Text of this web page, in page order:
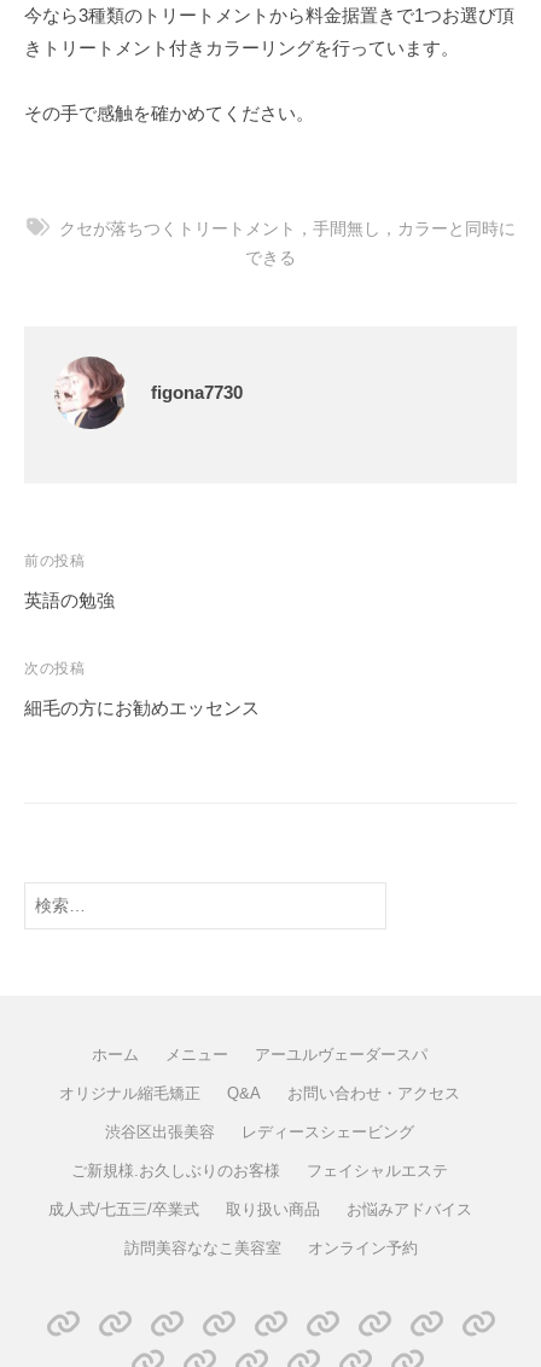
今なら3種類のトリートメントから料金据置きで1つお選び頂
きトリートメント付きカラーリングを行っています。
その手で感触を確かめてください。
クセが落ちつくトリートメント，手間無し，カラーと同時に
できる
figona7730
前の投稿
英語の勉強
次の投稿
細毛の方にお勧めエッセンス
ホーム メニュー アーユルヴェーダースパ
オリジナル縮毛矯正 Q&A お問い合わせ・アクセス
渋谷区出張美容 レディースシェービング
ご新規様.お久しぶりのお客様 フェイシャルエステ
成人式/七五三/卒業式 取り扱い商品 お悩みアドバイス
訪問美容ななこ美容室 オンライン予約